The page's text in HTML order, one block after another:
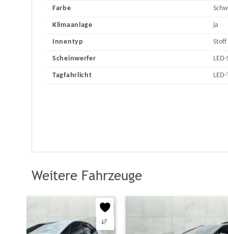
Farbe
Klimaanlage ja
Innentyp Stoff
Scheinwerfer
Tagfahrlicht
Weitere Fahrzeuge